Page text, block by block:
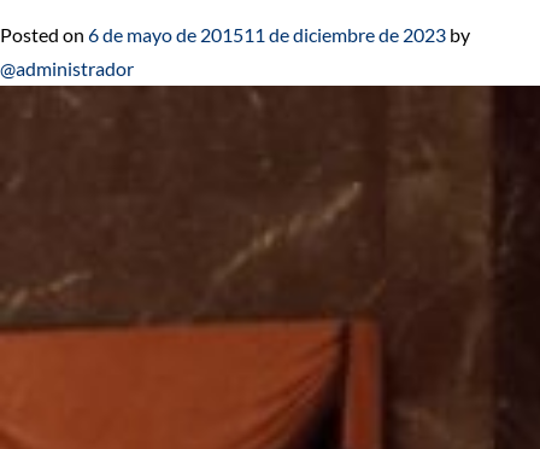
Posted on 6 de mayo de 201511 de diciembre de 2023 by
@administrador